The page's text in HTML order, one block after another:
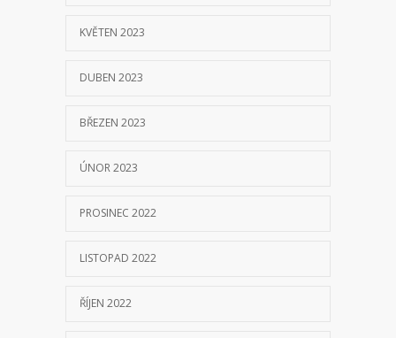
KVĚTEN 2023
DUBEN 2023
BŘEZEN 2023
ÚNOR 2023
PROSINEC 2022
LISTOPAD 2022
ŘÍJEN 2022